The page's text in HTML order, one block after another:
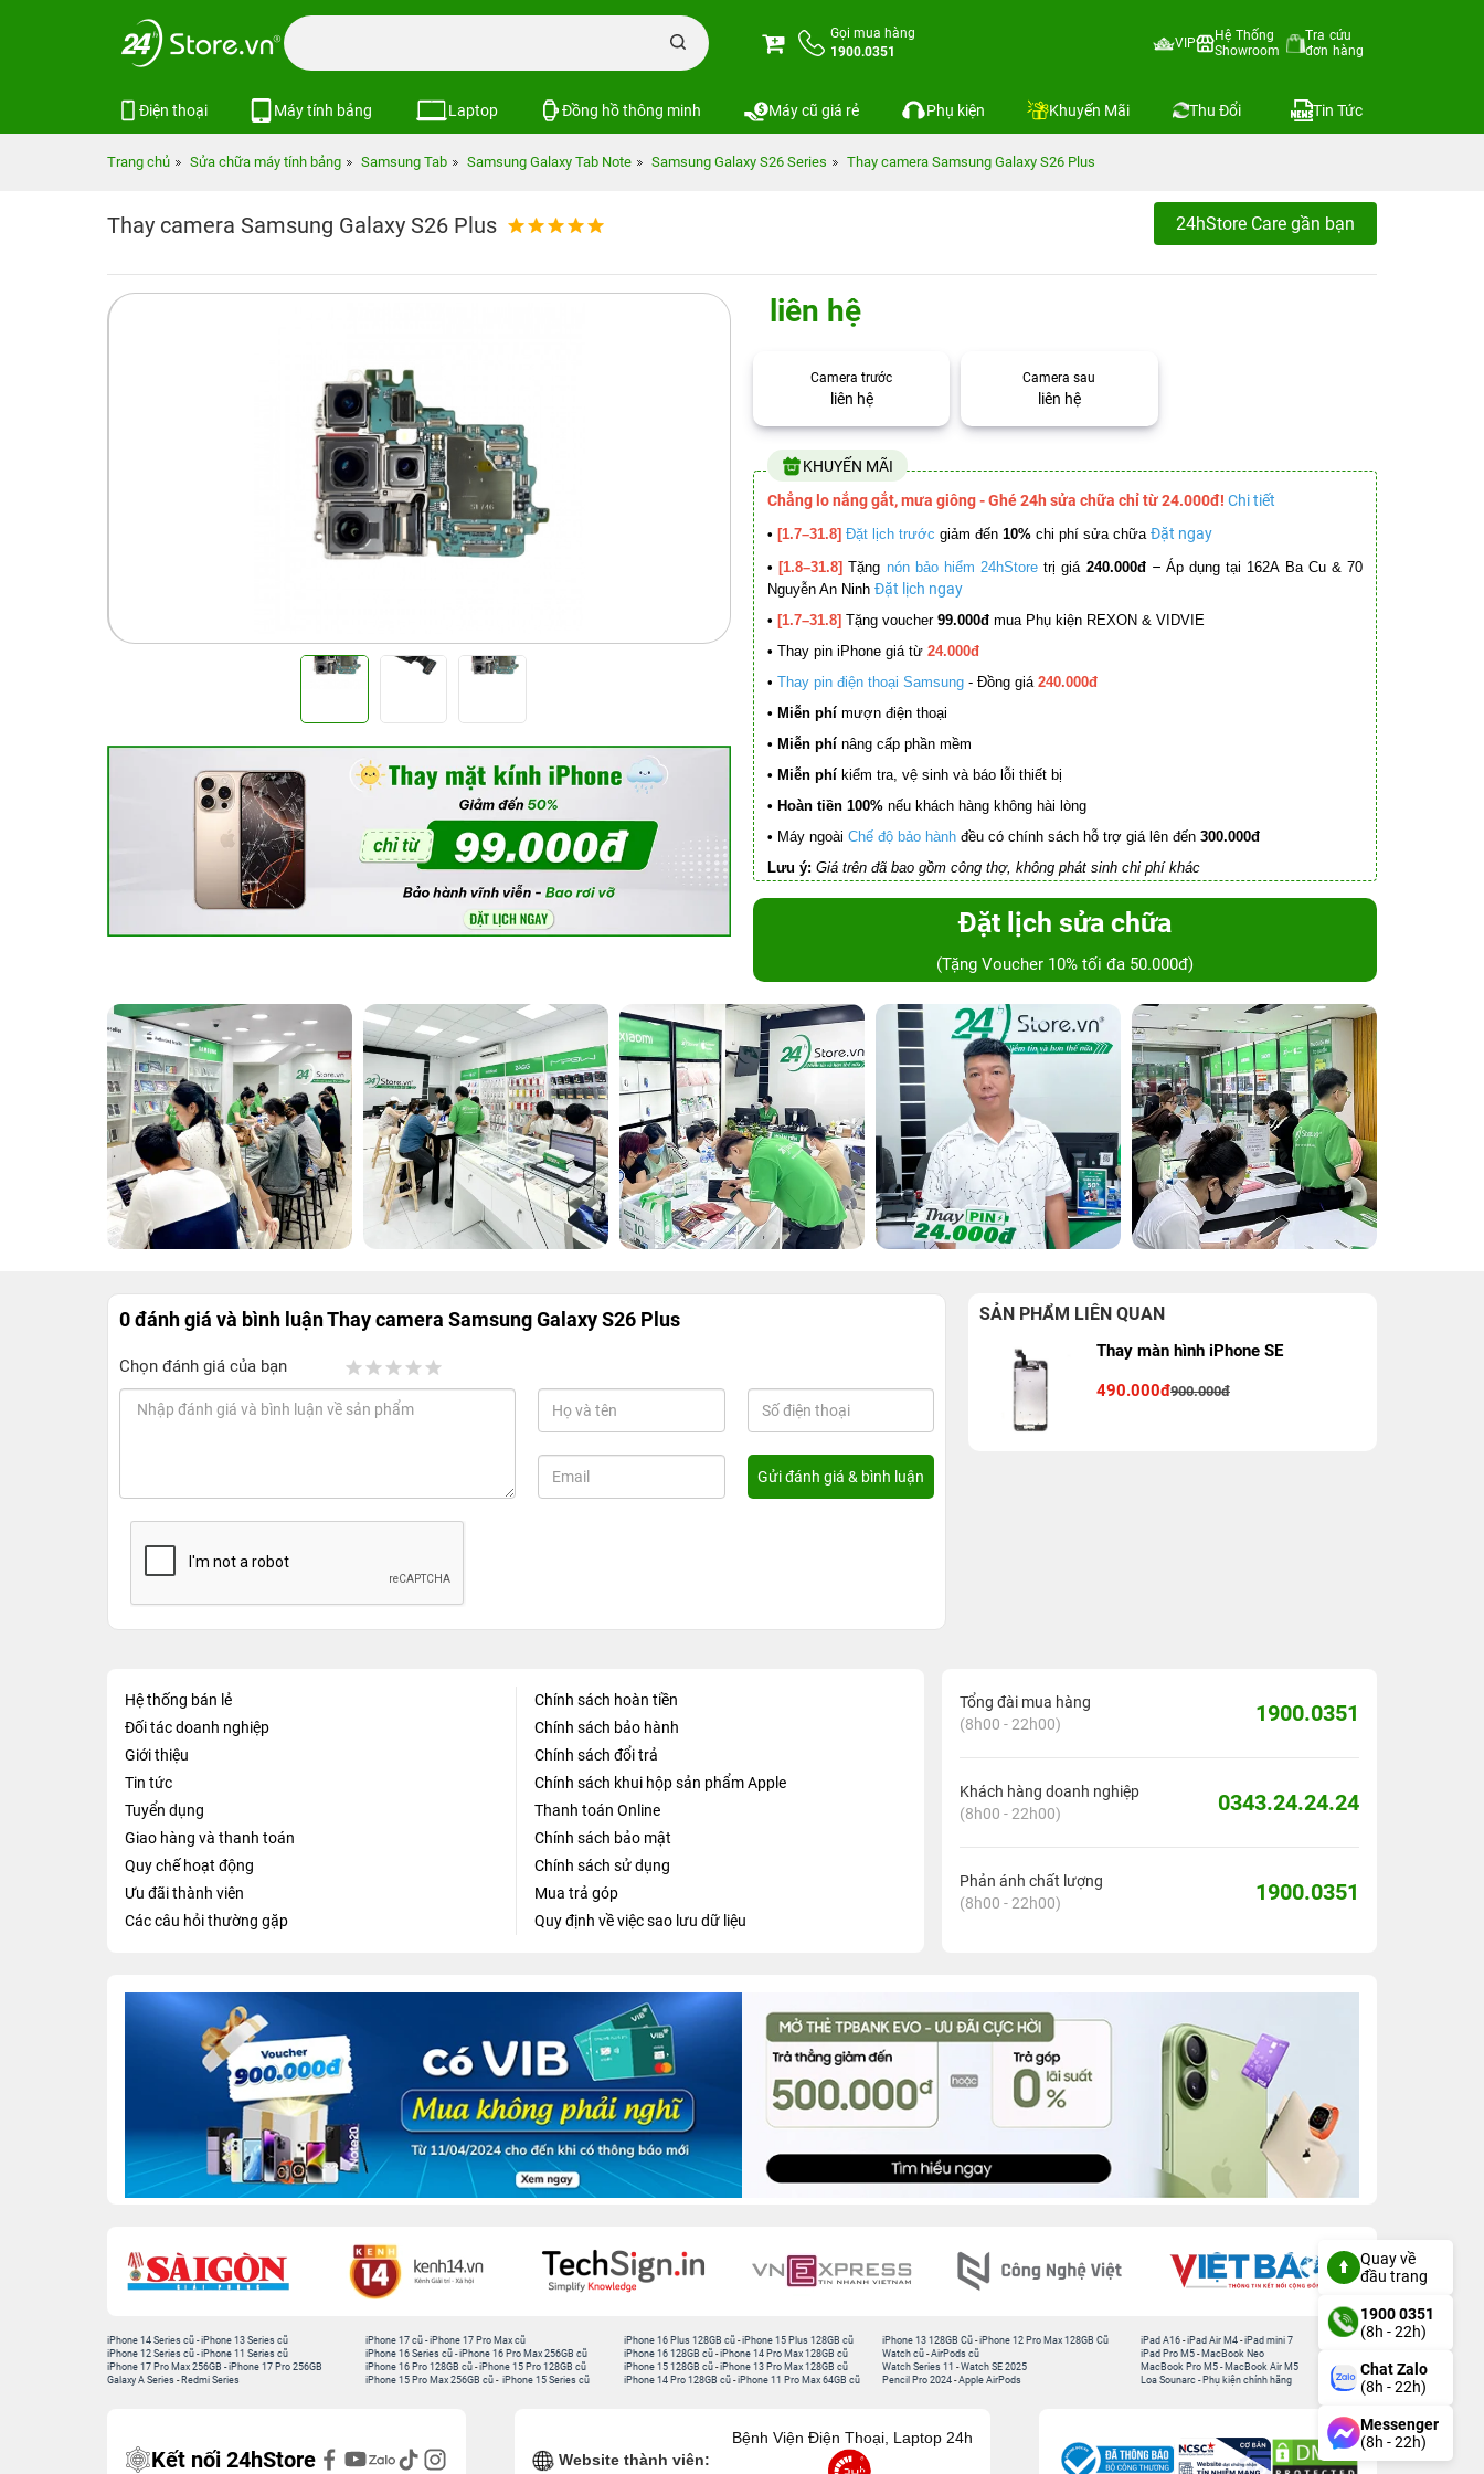
Gọi mua hàng
1900.0351
VIP
Hệ Thống
Showroom
Tra cứu
đơn hàng
Điện thoại Máy tính bảng Laptop Đồng hồ thông minh Máy cũ giá rẻ Phụ kiện Khuyến Mãi Thu Đổi Tin Tức
Trang chủ Sửa chữa máy tính bảng Samsung Tab Samsung Galaxy Tab Note Samsung Galaxy S26 Series Thay camera Samsung Galaxy S26 Plus
Thay camera Samsung Galaxy S26 Plus 24hStore Care gần bạn
liên hệ
Camera trước
liên hệ
Camera sau
liên hệ
KHUYẾN MÃI
Chẳng lo nắng gắt, mưa giông - Ghé 24h sửa chữa chỉ từ 24.000đ! Chi tiết
• [1.7–31.8] Đặt lịch trước giảm đến 10% chi phí sửa chữa Đặt ngay
• [1.8–31.8] Tặng nón bảo hiểm 24hStore trị giá 240.000đ – Áp dụng tại 162A Ba Cu & 70
Nguyễn An Ninh Đặt lịch ngay
• [1.7–31.8] Tặng voucher 99.000đ mua Phụ kiện REXON & VIDVIE
• Thay pin iPhone giá từ 24.000đ
• Thay pin điện thoại Samsung - Đồng giá 240.000đ
• Miễn phí mượn điện thoại
• Miễn phí nâng cấp phần mềm
• Miễn phí kiểm tra, vệ sinh và báo lỗi thiết bị
• Hoàn tiền 100% nếu khách hàng không hài lòng
• Máy ngoài Chế độ bảo hành đều có chính sách hỗ trợ giá lên đến 300.000đ
Lưu ý: Giá trên đã bao gồm công thợ, không phát sinh chi phí khác
Đặt lịch sửa chữa
(Tặng Voucher 10% tối đa 50.000đ)
0 đánh giá và bình luậnThay camera Samsung Galaxy S26 Plus
Chọn đánh giá của bạn
SẢN PHẨM LIÊN QUAN
Thay màn hình iPhone SE
490.000đ900.000đ
Hệ thống bán lẻ
Đối tác doanh nghiệp
Giới thiệu
Tin tức
Tuyển dụng
Giao hàng và thanh toán
Quy chế hoạt động
Ưu đãi thành viên
Các câu hỏi thường gặp
Chính sách hoàn tiền
Chính sách bảo hành
Chính sách đổi trả
Chính sách khui hộp sản phẩm Apple
Thanh toán Online
Chính sách bảo mật
Chính sách sử dụng
Mua trả góp
Quy định về việc sao lưu dữ liệu
Tổng đài mua hàng
(8h00 - 22h00)
1900.0351
Khách hàng doanh nghiệp
(8h00 - 22h00)
0343.24.24.24
Phản ánh chất lượng
(8h00 - 22h00)
1900.0351
iPhone 14 Series cũ -iPhone 13 Series cũ
iPhone 12 Series cũ -iPhone 11 Series cũ
iPhone 17 Pro Max 256GB -iPhone 17 Pro 256GB
Galaxy A Series - Redmi Series
iPhone 17 cũ -iPhone 17 Pro Max cũ
iPhone 16 Series cũ - iPhone 16 Pro Max 256GB cũ
iPhone 16 Pro 128GB cũ -iPhone 15 Pro 128GB cũ
iPhone 15 Pro Max 256GB cũ - iPhone 15 Series cũ
iPhone 16 Plus 128GB cũ -iPhone 15 Plus 128GB cũ
iPhone 16 128GB cũ -iPhone 14 Pro Max 128GB cũ
iPhone 15 128GB cũ -iPhone 13 Pro Max 128GB cũ
iPhone 14 Pro 128GB cũ -iPhone 11 Pro Max 64GB cũ
iPhone 13 128GB Cũ -iPhone 12 Pro Max 128GB Cũ
Watch cũ -AirPods cũ
Watch Series 11 -Watch SE 2025
Pencil Pro 2024 -Apple AirPods
iPad A16 -iPad Air M4 -iPad mini 7
iPad Pro M5 - MacBook Neo
MacBook Pro M5 - MacBook Air M5
Loa Sounarc - Phụ kiện chính hãng
Kết nối 24hStore Website thành viên:
Bệnh Viện Điện Thoại, Laptop 24h
Quay về
đầu trang
1900 0351
(8h - 22h)
Chat Zalo
(8h - 22h)
Messenger
(8h - 22h)